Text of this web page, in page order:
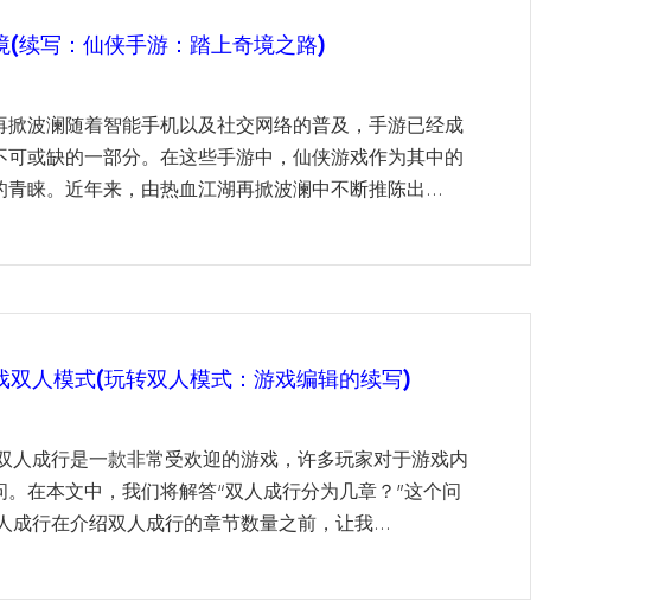
(续写：仙侠手游：踏上奇境之路)
波澜随着智能手机以及社交网络的普及，手游已经成
可或缺的一部分。在这些手游中，仙侠游戏作为其中的
睐。近年来，由热血江湖再掀波澜中不断推陈出...
双人模式(玩转双人模式：游戏编辑的续写)
人成行是一款非常受欢迎的游戏，许多玩家对于游戏内
在本文中，我们将解答“双人成行分为几章？”这个问
成行在介绍双人成行的章节数量之前，让我...